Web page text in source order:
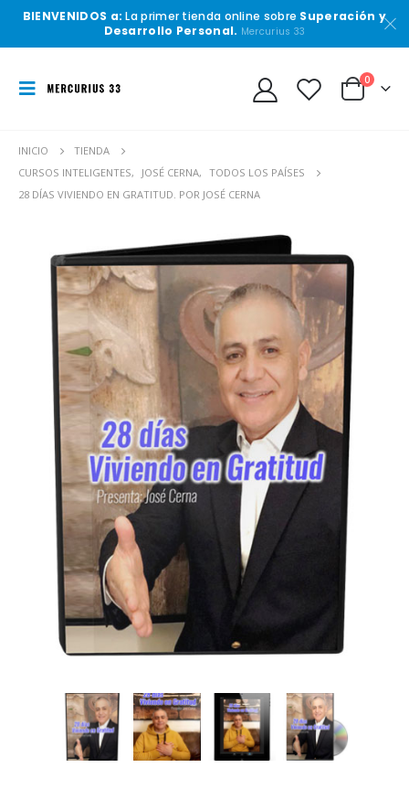
BIENVENIDOS a: La primer tienda online sobre Superación y
Desarrollo Personal. Mercurius 33
0
INICIO
TIENDA
CURSOS INTELIGENTES, JOSÉ CERNA, TODOS LOS PAÍSES
28 DÍAS VIVIENDO EN GRATITUD. POR JOSÉ CERNA